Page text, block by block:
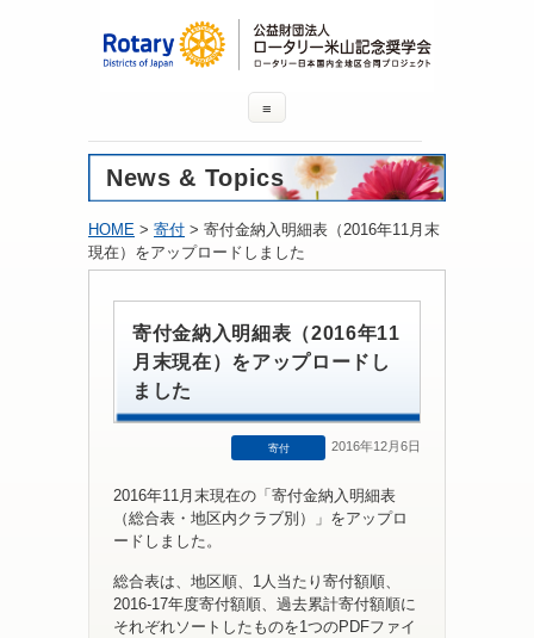
≡
News & Topics
HOME > 寄付 > 寄付金納入明細表（2016年11月末
現在）をアップロードしました
寄付金納入明細表（2016年11
月末現在）をアップロードし
ました
寄付 2016年12月6日
2016年11月末現在の「寄付金納入明細表
（総合表・地区内クラブ別）」をアップロ
ードしました。
総合表は、地区順、1人当たり寄付額順、
2016-17年度寄付額順、過去累計寄付額順に
それぞれソートしたものを1つのPDFファイ